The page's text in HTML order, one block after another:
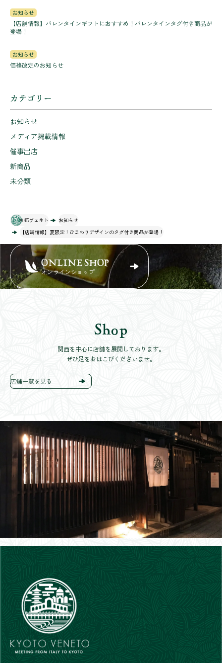
お知らせ
【店舗情報】バレンタインギフトにおすすめ！バレンタインタグ付き商品が
登場！
お知らせ
価格改定のお知らせ
カテゴリー
お知らせ
メディア掲載情報
催事出店
新商品
未分類
京都ヴェネト
お知らせ
【店舗情報】夏限定！ひまわりデザインのタグ付き商品が登場！
ONLINE SHOP
オンラインショップ
Shop
関西を中心に店舗を展開しております。
ぜひ足をおはこびくださいませ。
店舗一覧を見る